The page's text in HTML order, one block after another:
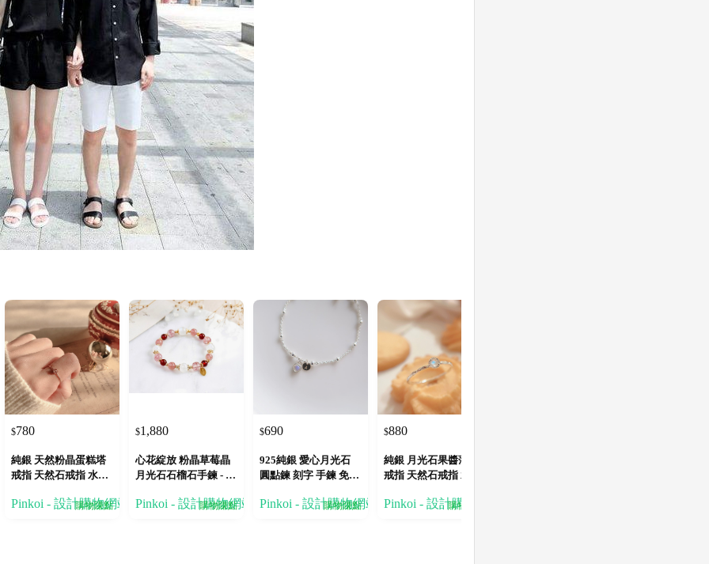
$780
純銀 天然粉晶蛋糕塔
戒指 天然石戒指 水晶
Pinkoi - 設計購物網站
購物賺點
$1,880
心花綻放 粉晶草莓晶
月光石石榴石手鍊 - 幸
Pinkoi - 設計購物網站
購物賺點
$690
925純銀 愛心月光石
圓點鍊 刻字 手鍊 免費
Pinkoi - 設計購物網站
購物賺點
$880
純銀 月光石果醬薄餅
戒指 天然石戒指 水晶
Pinkoi - 設計購物網站
購物賺點